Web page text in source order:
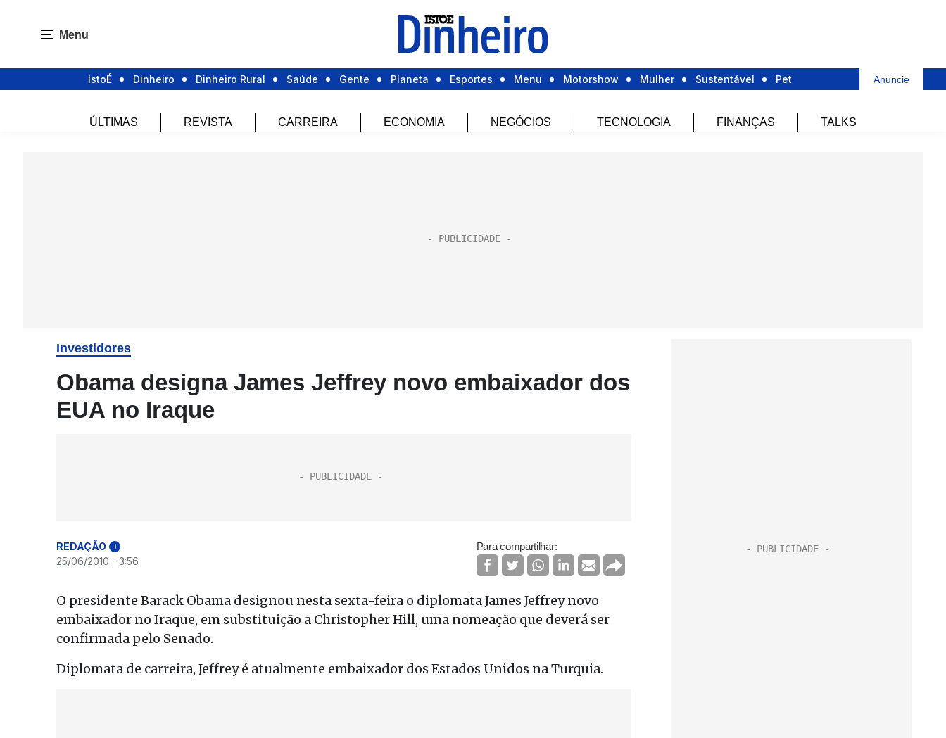
Menu
IstoÉ Dinheiro Dinheiro Rural Saúde Gente Planeta Esportes Menu Motorshow Mulher Sustentável Pet Anuncie
ÚLTIMAS REVISTA CARREIRA ECONOMIA NEGÓCIOS TECNOLOGIA FINANÇAS TALKS
Investidores
Obama designa James Jeffrey novo embaixador dos
EUA no Iraque
REDAÇÃO i
25/06/2010 - 3:56
Para compartilhar:
O presidente Barack Obama designou nesta sexta-feira o diplomata James Jeffrey novo
embaixador no Iraque, em substituição a Christopher Hill, uma nomeação que deverá ser
confirmada pelo Senado.
Diplomata de carreira, Jeffrey é atualmente embaixador dos Estados Unidos na Turquia.